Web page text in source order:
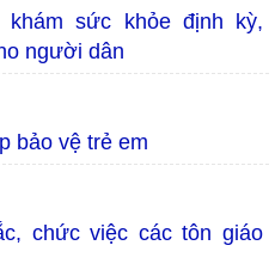
sức khỏe định kỳ,
người dân
bảo vệ trẻ em
chức việc các tôn giáo